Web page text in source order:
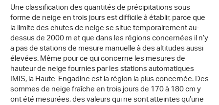
Une classification des quantités de précipitations sous
forme de neige en trois jours est difficile à établir, parce que
la limite des chutes de neige se situe temporairement au-
dessus de 2000 m et que dans les régions concernées il n’y
a pas de stations de mesure manuelle à des altitudes aussi
élevées. Même pour ce qui concerne les mesures de
hauteur de neige fournies par les stations automatiques
IMIS, la Haute-Engadine est la région la plus concernée. Des
sommes de neige fraîche en trois jours de 170 à 180 cm y
ont été mesurées, des valeurs qui ne sont atteintes qu’une